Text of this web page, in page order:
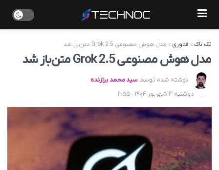
تک ناک» فناوری » مدل هوش مصنوعی Grok 2.5 متن‌باز شد
مدل هوش مصنوعی Grok 2.5 متن‌باز شد
نوشته شده توسط سید محمد برازنده
دوشنبه 3 شهریور 1404 - 11:55